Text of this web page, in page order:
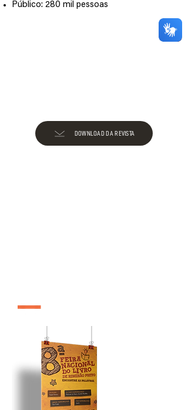
Público: 280 mil pessoas
DOWNLOAD DA REVISTA